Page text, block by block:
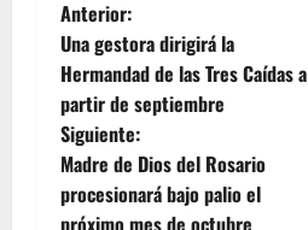
N
a
v
e
Anterior:
Una gestora dirigirá la
Hermandad de las Tres Caídas a
partir de septiembre
Siguiente:
Madre de Dios del Rosario
procesionará bajo palio el
próximo mes de octubre